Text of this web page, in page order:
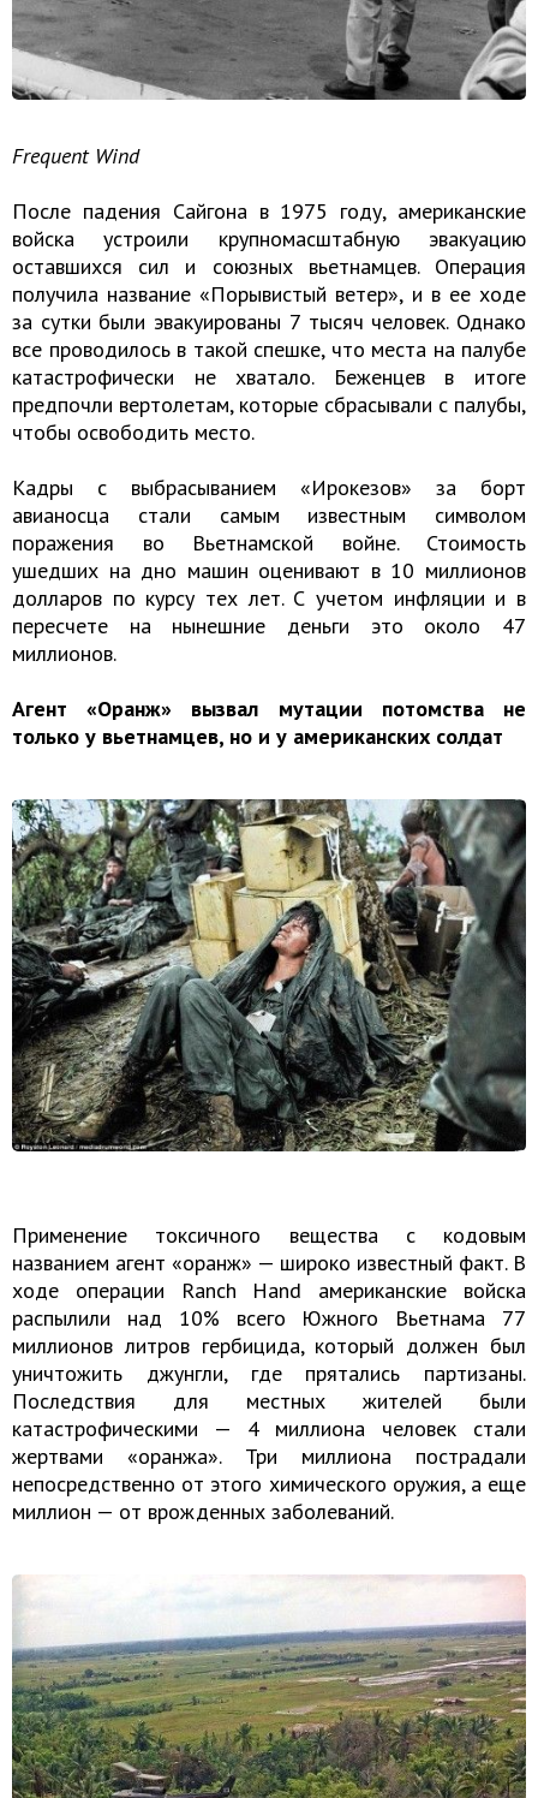
Frequent Wind
После падения Сайгона в 1975 году, американские
войска устроили крупномасштабную эвакуацию
оставшихся сил и союзных вьетнамцев. Операция
получила название «Порывистый ветер», и в ее ходе
за сутки были эвакуированы 7 тысяч человек. Однако
все проводилось в такой спешке, что места на палубе
катастрофически не хватало. Беженцев в итоге
предпочли вертолетам, которые сбрасывали с палубы,
чтобы освободить место.
Кадры с выбрасыванием «Ирокезов» за борт
авианосца стали самым известным символом
поражения во Вьетнамской войне. Стоимость
ушедших на дно машин оценивают в 10 миллионов
долларов по курсу тех лет. С учетом инфляции и в
пересчете на нынешние деньги это около 47
миллионов.
Агент «Оранж» вызвал мутации потомства не
только у вьетнамцев, но и у американских солдат
Применение токсичного вещества с кодовым
названием агент «оранж» — широко известный факт. В
ходе операции Ranch Hand американские войска
распылили над 10% всего Южного Вьетнама 77
миллионов литров гербицида, который должен был
уничтожить джунгли, где прятались партизаны.
Последствия для местных жителей были
катастрофическими — 4 миллиона человек стали
жертвами «оранжа». Три миллиона пострадали
непосредственно от этого химического оружия, а еще
миллион — от врожденных заболеваний.